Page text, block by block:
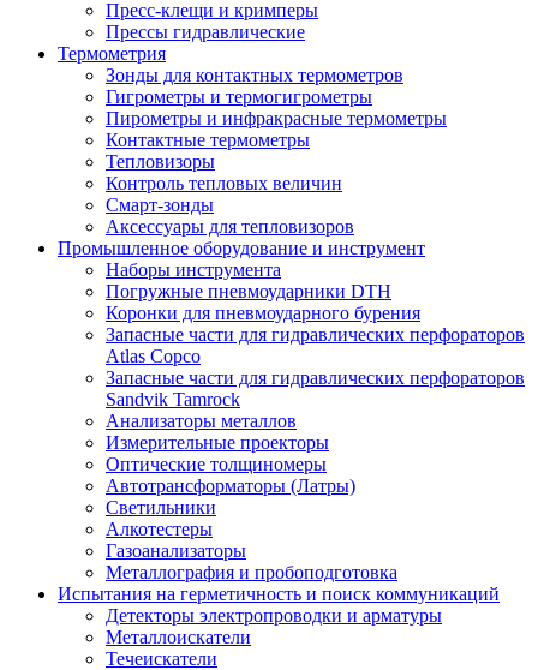
Пресс-клещи и кримперы
Прессы гидравлические
Термометрия
Зонды для контактных термометров
Гигрометры и термогигрометры
Пирометры и инфракрасные термометры
Контактные термометры
Тепловизоры
Контроль тепловых величин
Смарт-зонды
Аксессуары для тепловизоров
Промышленное оборудование и инструмент
Наборы инструмента
Погружные пневмоударники DTH
Коронки для пневмоударного бурения
Запасные части для гидравлических перфораторов
Atlas Copco
Запасные части для гидравлических перфораторов
Sandvik Tamrock
Анализаторы металлов
Измерительные проекторы
Оптические толщиномеры
Автотрансформаторы (Латры)
Светильники
Алкотестеры
Газоанализаторы
Металлография и пробоподготовка
Испытания на герметичность и поиск коммуникаций
Детекторы электропроводки и арматуры
Металлоискатели
Течеискатели